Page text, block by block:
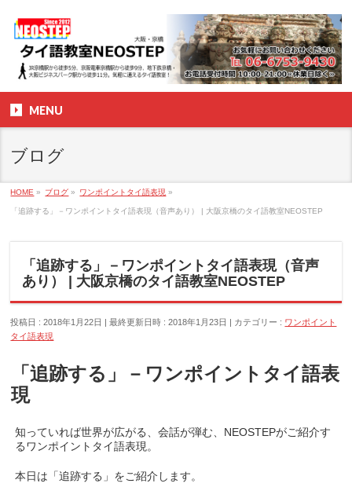
MENU
ブログ
HOME » ブログ » ワンポイントタイ語表現 »
「追跡する」－ワンポイントタイ語表現（音声あり） | 大阪京橋のタイ語教室NEOSTEP
「追跡する」－ワンポイントタイ語表現（音声
あり） | 大阪京橋のタイ語教室NEOSTEP
投稿日 : 2018年1月22日 最終更新日時 : 2018年1月23日 カテゴリー : ワンポイント
タイ語表現
「追跡する」－ワンポイントタイ語表
現
知っていれば世界が広がる、会話が弾む、NEOSTEPがご紹介す
るワンポイントタイ語表現。
本日は「追跡する」をご紹介します。